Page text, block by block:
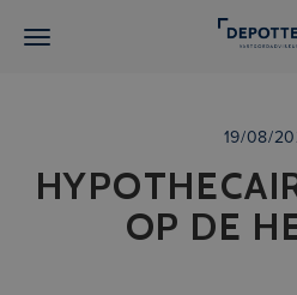
19/08/
OP DE